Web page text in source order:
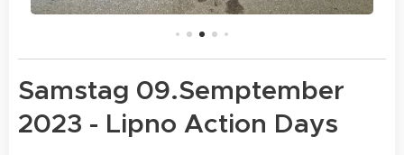
Samstag 09.Semptember
2023 - Lipno Action Days